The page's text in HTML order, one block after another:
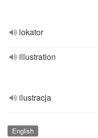
lokator
illustration
ilustracja
English